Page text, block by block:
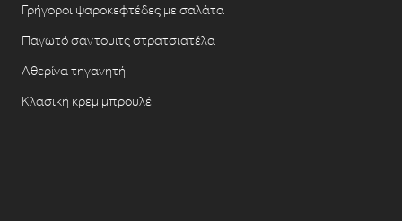
Γρήγοροι ψαροκεφτέδες με σαλάτα
Παγωτό σάντουιτς στρατσιατέλα
Αθερίνα τηγανητή
Κλασική κρεμ μπρουλέ